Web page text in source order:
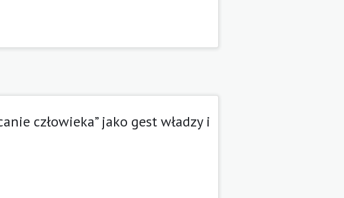
człowieka” jako gest władzy i